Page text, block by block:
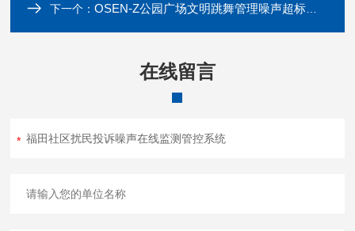
下一个：OSEN-Z公园广场文明跳舞管理噪声超标监测系统
在线留言